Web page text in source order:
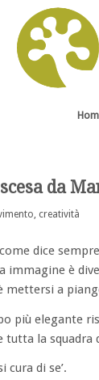
da
creatività
dice
immagine è
a
più elegante
la
di se’.